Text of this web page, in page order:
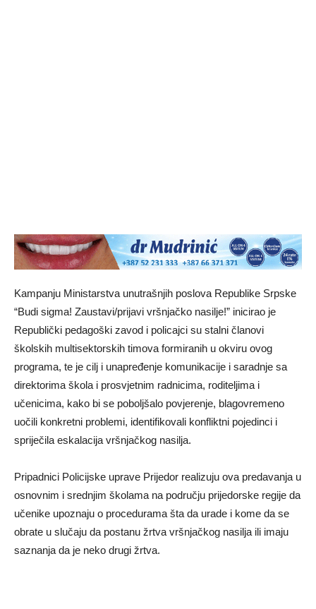
Kampanju Ministarstva unutrašnjih poslova Republike Srpske
“Budi sigma! Zaustavi/prijavi vršnjačko nasilje!” inicirao je
Republički pedagoški zavod i policajci su stalni članovi
školskih multisektorskih timova formiranih u okviru ovog
programa, te je cilj i unapređenje komunikacije i saradnje sa
direktorima škola i prosvjetnim radnicima, roditeljima i
učenicima, kako bi se poboljšalo povjerenje, blagovremeno
uočili konkretni problemi, identifikovali konfliktni pojedinci i
spriječila eskalacija vršnjačkog nasilja.
Pripadnici Policijske uprave Prijedor realizuju ova predavanja u
osnovnim i srednjim školama na području prijedorske regije da
učenike upoznaju o procedurama šta da urade i kome da se
obrate u slučaju da postanu žrtva vršnjačkog nasilja ili imaju
saznanja da je neko drugi žrtva.